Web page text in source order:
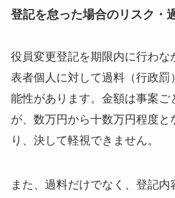
登記を怠った場合のリスク・
役員変更登記を期限内に行わな
表者個人に対して過料（行政罰
能性があります。金額は事案ご
が、数万円から十数万円程度と
り、決して軽視できません。
また、過料だけでなく、登記内